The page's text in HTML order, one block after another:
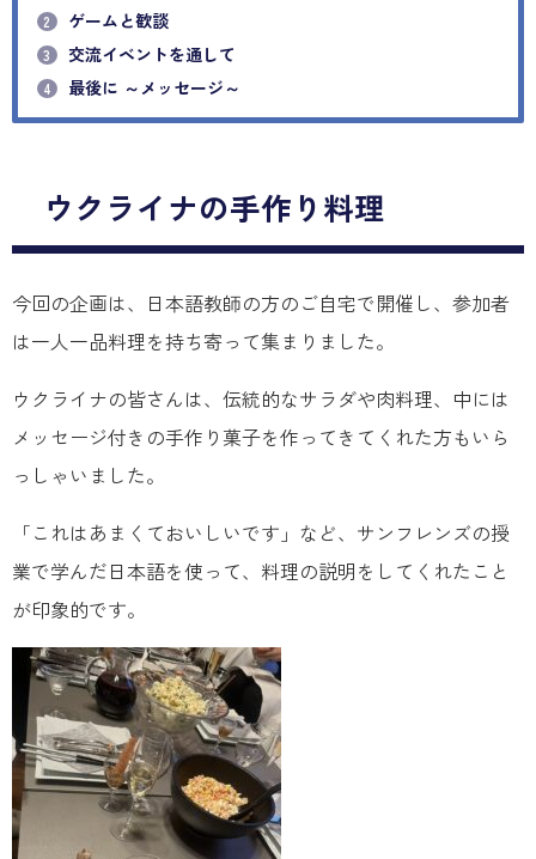
2 ゲームと歓談
3 交流イベントを通して
4 最後に ～メッセージ～
ウクライナの手作り料理
今回の企画は、日本語教師の方のご自宅で開催し、参加者
は一人一品料理を持ち寄って集まりました。
ウクライナの皆さんは、伝統的なサラダや肉料理、中には
メッセージ付きの手作り菓子を作ってきてくれた方もいら
っしゃいました。
「これはあまくておいしいです」など、サンフレンズの授
業で学んだ日本語を使って、料理の説明をしてくれたこと
が印象的です。